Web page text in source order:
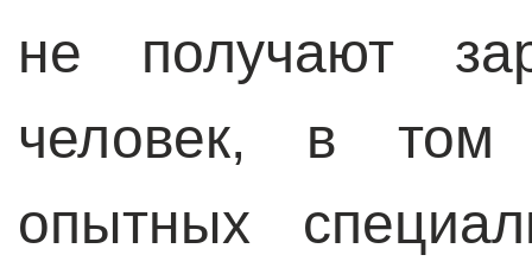
не получают
человек, в том
опытных